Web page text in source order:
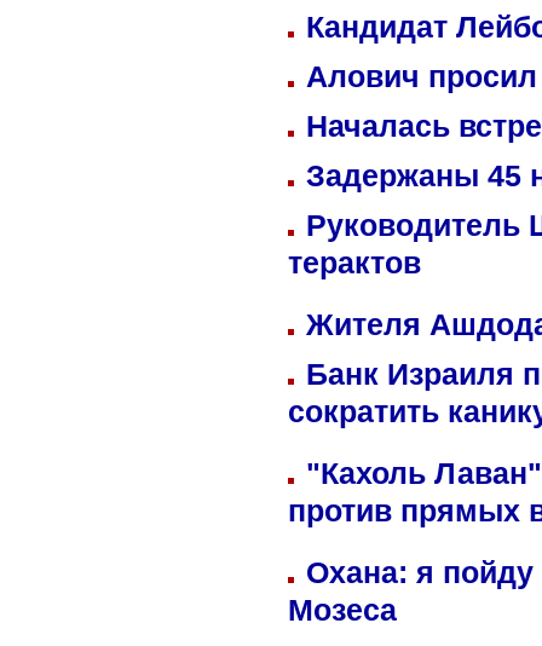
Кандидат
Алович просил
Началась
Задержаны 45
Руководитель
терактов
Жителя
Банк Израиля
сократить
"Кахоль
против прямых
Охана: я пойду
Мозеса